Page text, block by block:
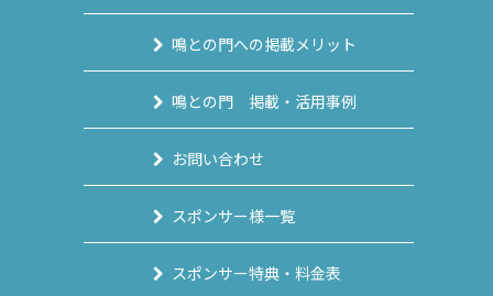
鳴との門への掲載メリット
鳴との門 掲載・活用事例
お問い合わせ
スポンサー様一覧
スポンサー特典・料金表